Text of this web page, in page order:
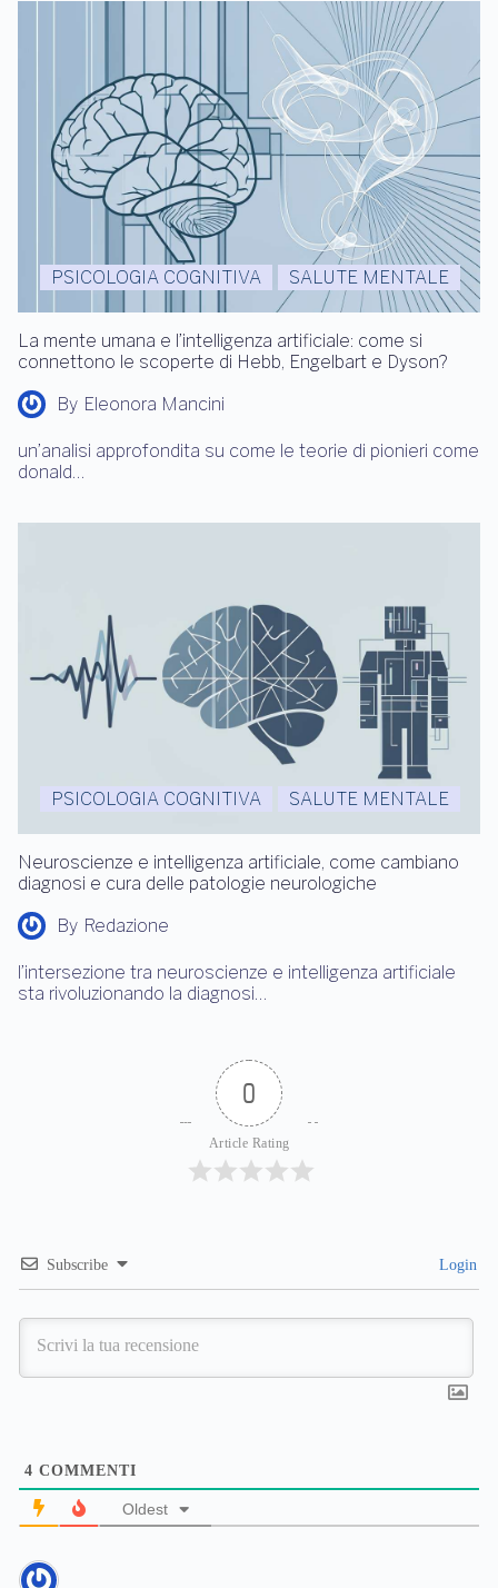
PSICOLOGIA COGNITIVA SALUTE MENTALE
La mente umana e l’intelligenza artificiale: come si
connettono le scoperte di Hebb, Engelbart e Dyson?
By Eleonora Mancini
un’analisi approfondita su come le teorie di pionieri come
donald…
PSICOLOGIA COGNITIVA SALUTE MENTALE
Neuroscienze e intelligenza artificiale, come cambiano
diagnosi e cura delle patologie neurologiche
By Redazione
l’intersezione tra neuroscienze e intelligenza artificiale
sta rivoluzionando la diagnosi…
0
Article Rating
Subscribe Login
4 COMMENTI
Oldest